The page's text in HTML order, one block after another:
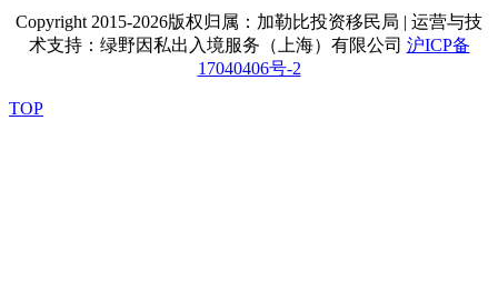
Copyright 2015-2026版权归属：加勒比投资移民局 | 运营与技
术支持：绿野因私出入境服务（上海）有限公司 沪ICP备
17040406号-2
TOP